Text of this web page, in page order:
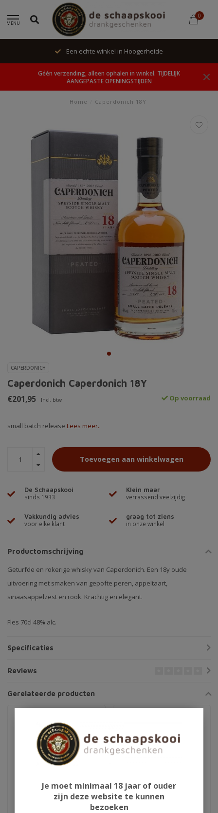
MENU
0
Een echte winkel in Hoogerheide
Géén verzending, alleen ophalen in winkel. TIJDELIJK
AANGEPASTE OPENINGSTIJDEN
Home Caperdonich 18Y
CAPERDONICH
Caperdonich Caperdonich 18Y
€201,95 Incl. btw Op voorraad
small batch release Lees meer..
Toevoegen aan winkelwagen
De Schaapskooi
sinds 1933
Klein maar
verrassend veelzijdig
Vakkundig advies
voor elke klant
graag tot ziens
in onze winkel
Productomschrijving
Geturfde en rokerige whisky van Caperdonich. Een 18y oude
uitvoering met smaken van gepofte peren, appeltaart,
sinaasappelzest en rook. Krachtig en elegant.
Fles 70cl 48% alc.
Specificaties
Reviews
Gerelateerde producten
Je moet minimaal 18 jaar of ouder
zijn deze website te kunnen
bezoeken